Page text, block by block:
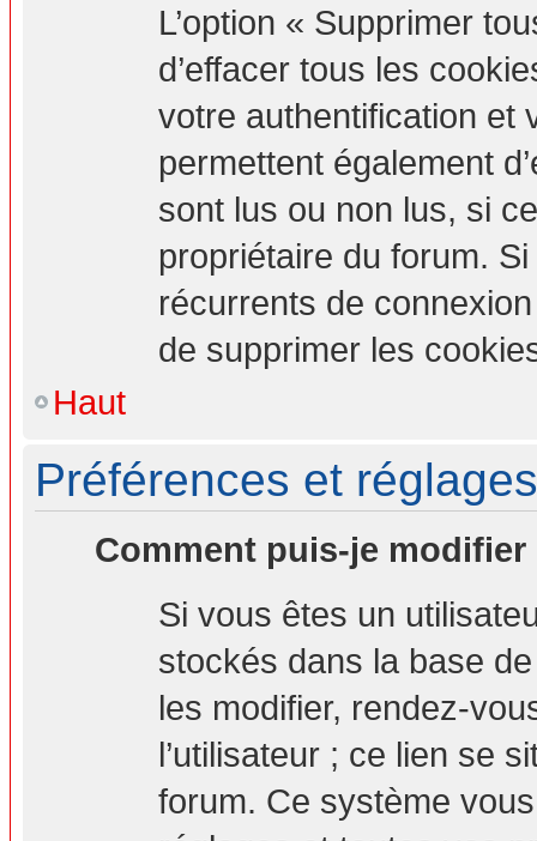
L’option « Supprimer
d’effacer tous les
votre authentification et
permettent également
sont lus ou non lus, si
propriétaire du forum.
récurrents de
de supprimer les
Haut
Préférences et
Comment puis-je modifier
Si vous êtes un
stockés dans la base
les modifier, rendez-
l’utilisateur ; ce lien se
forum. Ce système